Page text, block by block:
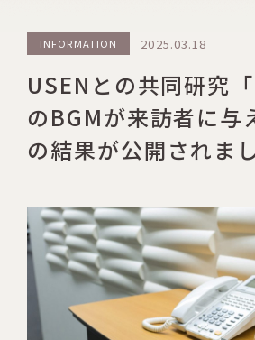
INFORMATION 2025.03.18
USENとの共同研究
のBGMが来訪者に与
の結果が公開されま